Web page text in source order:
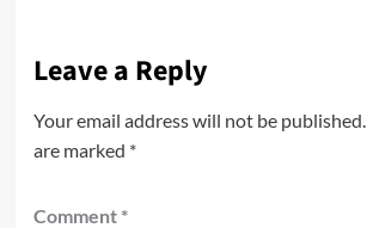
Leave a Reply
Your email address will not be published.
are marked *
Comment *